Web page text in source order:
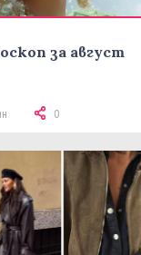
за август
0